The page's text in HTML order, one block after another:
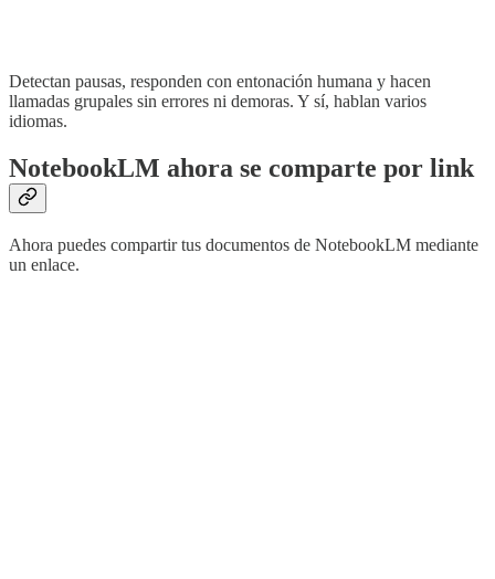
Detectan pausas, responden con entonación humana y hacen
llamadas grupales sin errores ni demoras. Y sí, hablan varios
idiomas.
NotebookLM ahora se comparte por link
Ahora puedes compartir tus documentos de NotebookLM mediante
un enlace.